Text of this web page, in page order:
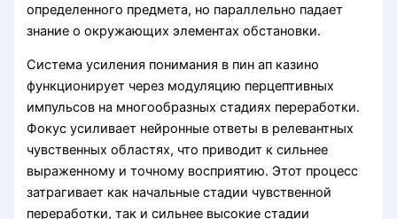
определенного предмета, но параллельно падает
знание о окружающих элементах обстановки.
Система усиления понимания в пин ап казино
функционирует через модуляцию перцептивных
импульсов на многообразных стадиях переработки.
Фокус усиливает нейронные ответы в релевантных
чувственных областях, что приводит к сильнее
выраженному и точному восприятию. Этот процесс
затрагивает как начальные стадии чувственной
переработки, так и сильнее высокие стадии